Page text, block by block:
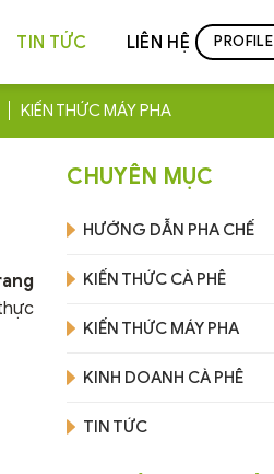
TIN TỨC LIÊN HỆ PROFILE
KIẾN THỨC MÁY PHA
CHUYÊN MỤC
HƯỚNG DẪN PHA CHẾ
KIẾN THỨC CÀ PHÊ
KIẾN THỨC MÁY PHA
KINH DOANH CÀ PHÊ
TIN TỨC